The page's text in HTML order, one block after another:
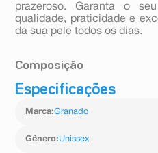
prazeroso. Garanta o
qualidade, praticidade e
da sua pele todos os dias.
Composição
Olus oil, caprylic/ capric
limonene, hexyl
isomethyl ionone, benzyl
Especificações
Marca:Granado
Gênero:Unissex